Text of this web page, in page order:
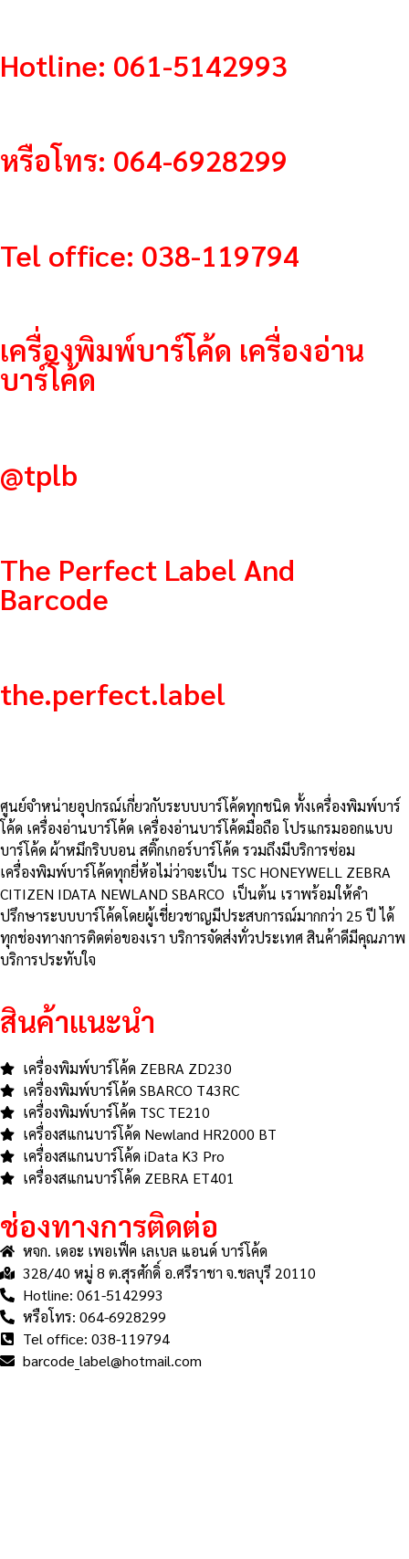
Hotline: 061-5142993
หรือโทร: 064-6928299
Tel office: 038-119794
เครื่องพิมพ์บาร์โค้ด เครื่องอ่าน
บาร์โค้ด
@tplb
The Perfect Label And
Barcode
the.perfect.label
ศูนย์จําหน่ายอุปกรณ์เกี่ยวกับระบบบาร์โค้ดทุกชนิด ทั้งเครื่องพิมพ์บาร์
โค้ด เครื่องอ่านบาร์โค้ด เครื่องอ่านบาร์โค้ดมือถือ โปรแกรมออกแบบ
บาร์โค้ด ผ้าหมึกริบบอน สติ๊กเกอร์บาร์โค้ด รวมถึงมีบริการซ่อม
เครื่องพิมพ์บาร์โค้ดทุกยี่ห้อไม่ว่าจะเป็น TSC HONEYWELL ZEBRA
CITIZEN IDATA NEWLAND SBARCO เป็นต้น เราพร้อมให้คำ
ปรึกษาระบบบาร์โค้ดโดยผู้เชี่ยวชาญมีประสบการณ์มากกว่า 25 ปี ได้
ทุกช่องทางการติดต่อของเรา บริการจัดส่งทั่วประเทศ สินค้าดีมีคุณภาพ
บริการประทับใจ
สินค้าแนะนำ
เครื่องพิมพ์บาร์โค้ด ZEBRA ZD230
เครื่องพิมพ์บาร์โค้ด SBARCO T43RC
เครื่องพิมพ์บาร์โค้ด TSC TE210
เครื่องสแกนบาร์โค้ด Newland HR2000 BT
เครื่องสแกนบาร์โค้ด iData K3 Pro
เครื่องสแกนบาร์โค้ด ZEBRA ET401
ช่องทางการติดต่อ
หจก. เดอะ เพอเฟ็ค เลเบล แอนด์ บาร์โค้ด
328/40 หมู่ 8 ต.สุรศักดิ์ อ.ศรีราชา จ.ชลบุรี 20110
Hotline: 061-5142993
หรือโทร: 064-6928299
Tel office: 038-119794
barcode_label@hotmail.com